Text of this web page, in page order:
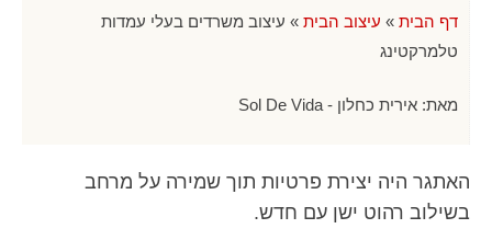
דף הבית » עיצוב הבית » עיצוב משרדים בעלי עמדות
טלמרקטינג
מאת: אירית כחלון - Sol De Vida
האתגר היה יצירת פרטיות תוך שמירה על מרחב
בשילוב רהוט ישן עם חדש.